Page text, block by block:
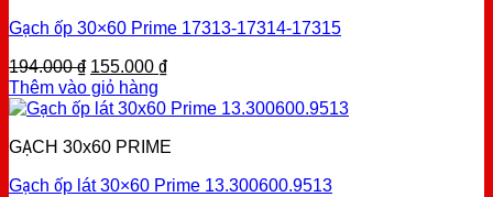
Gạch ốp 30×60 Prime 17313-17314-17315
194.000₫ Original
price
was:
155.000 ₫Current
is:
Thêm vào giỏ hàng
GẠCH 30x60 PRIME
Gạch ốp lát 30×60 Prime 13.300600.9513